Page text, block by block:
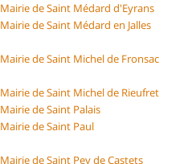
Mairie de Saint Médard d'Eyrans
Mairie de Saint Médard en Jalles
Mairie de Saint Michel de Fronsac
Mairie de Saint Michel de Rieufret
Mairie de Saint Palais
Mairie de Saint Paul
Mairie de Saint Pey de Castets